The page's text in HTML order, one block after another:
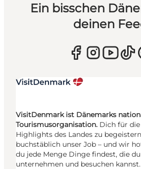
Ein bisschen
deinen
VisitDenmark ist Dänemarks
Tourismusorganisation. Dich für
Highlights des Landes zu
buchstäblich unser Job – und wir
du jede Menge Dinge findest, die du
unternehmen und besuchen kannst.